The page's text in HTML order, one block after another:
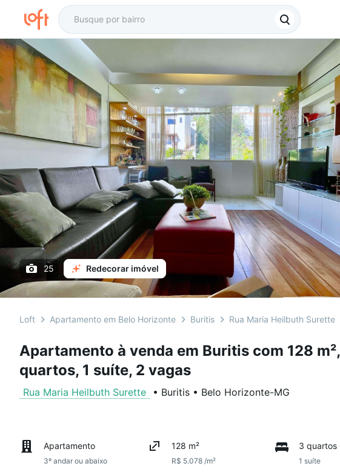
25 Redecorar imóvel
Loft Apartamento em Belo Horizonte Buritis Rua Maria Heilbuth Surette
Apartamento à venda em Buritis com 128
quartos, 1 suíte, 2 vagas
Rua Maria Heilbuth Surette • Buritis • Belo Horizonte-MG
Apartamento
3º andar ou abaixo
128 m²
R$ 5.078 /m²
3 quartos
1 suíte